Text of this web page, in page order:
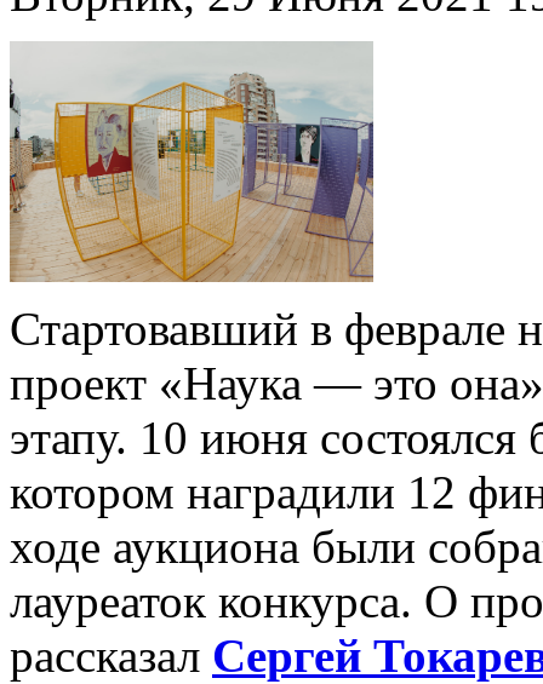
Стартовавший в феврале
проект «Наука — это
этапу. 10 июня состоялся
котором наградили 12
ходе аукциона были
лауреаток конкурса. О
рассказал Сергей